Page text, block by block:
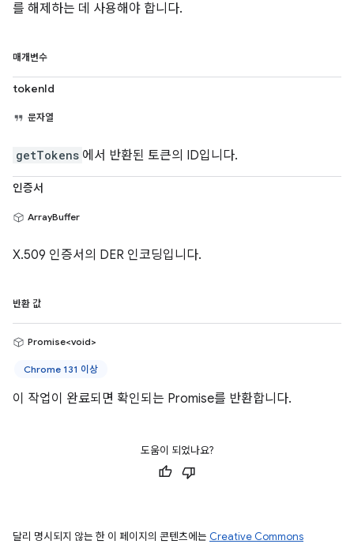
를 해제하는 데 사용해야 합니다.
매개변수
tokenId
문자열
getTokens 에서 반환된 토큰의 ID입니다.
인증서
ArrayBuffer
X.509 인증서의 DER 인코딩입니다.
반환 값
Promise<void>
Chrome 131 이상
이 작업이 완료되면 확인되는 Promise를 반환합니다.
도움이 되었나요?
달리 명시되지 않는 한 이 페이지의 콘텐츠에는 Creative Commons